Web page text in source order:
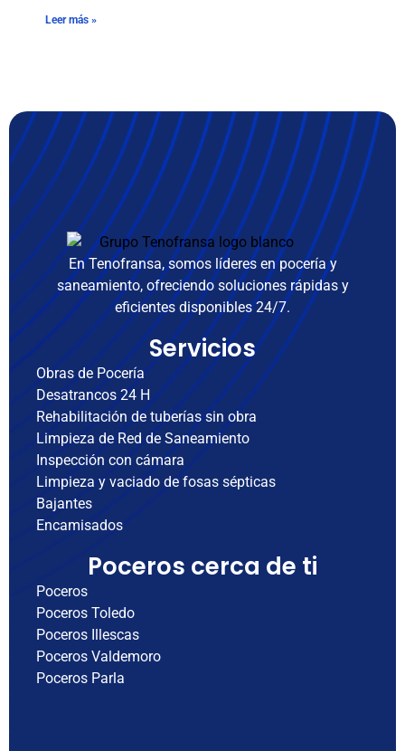
Leer más »
En Tenofransa, somos líderes en pocería y
saneamiento, ofreciendo soluciones rápidas y
eficientes disponibles 24/7.
Servicios
Obras de Pocería
Desatrancos 24 H
Rehabilitación de tuberías sin obra
Limpieza de Red de Saneamiento
Inspección con cámara
Limpieza y vaciado de fosas sépticas
Bajantes
Encamisados
Poceros cerca de ti
Poceros
Poceros Toledo
Poceros Illescas
Poceros Valdemoro
Poceros Parla